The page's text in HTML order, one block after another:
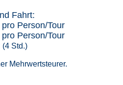
Fahrt:
Person/Tour
Person/Tour
(4 Std.)
Mehrwertsteurer.